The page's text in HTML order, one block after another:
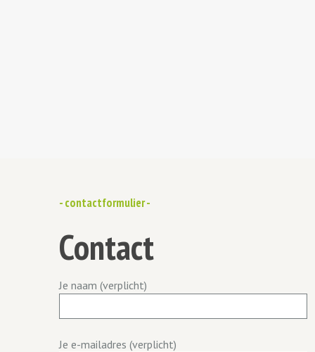
- contactformulier -
Contact
Je naam (verplicht)
Je e-mailadres (verplicht)